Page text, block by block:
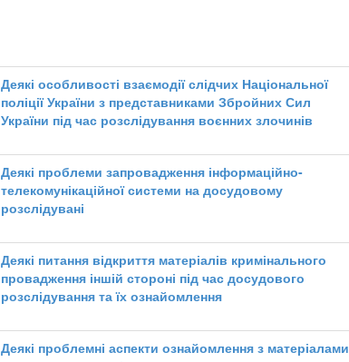
Деякі особливості взаємодії слідчих Національної
поліції України з представниками Збройних Сил
України під час розслідування воєнних злочинів
Деякі проблеми запровадження інформаційно-
телекомунікаційної системи на досудовому
розслідувані
Деякі питання відкриття матеріалів кримінального
провадження іншій стороні під час досудового
розслідування та їх ознайомлення
Деякі проблемні аспекти ознайомлення з матеріалами